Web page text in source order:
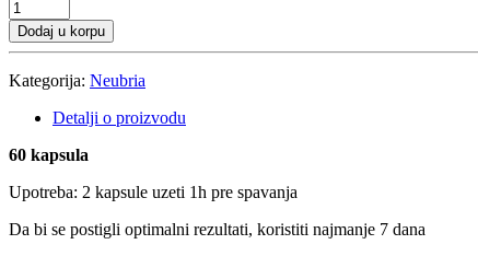
Dodaj u korpu
Kategorija: Neubria
Detalji o proizvodu
60 kapsula
Upotreba: 2 kapsule uzeti 1h pre spavanja
Da bi se postigli optimalni rezultati, koristiti najmanje 7 dana